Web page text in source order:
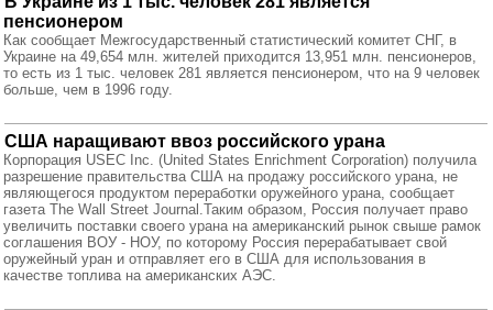
пенсионером
Как сообщает Межгосударственный статистический комитет СНГ, в
Украине на 49,654 млн. жителей приходится 13,951 млн. пенсионеров,
то есть из 1 тыс. человек 281 является пенсионером, что на 9 человек
больше, чем в 1996 году.
США наращивают ввоз российского урана
Корпорация USEC Inc. (United States Enrichment Corporation) получила
разрешение правительства США на продажу российского урана, не
являющегося продуктом переработки оружейного урана, сообщает
газета The Wall Street Journal.Таким образом, Россия получает право
увеличить поставки своего урана на американский рынок свыше рамок
соглашения ВОУ - НОУ, по которому Россия перерабатывает свой
оружейный уран и отправляет его в США для использования в
качестве топлива на американских АЭС.